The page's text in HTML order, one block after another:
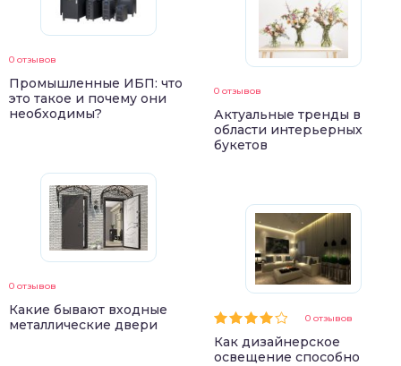
0 отзывов
Промышленные ИБП: что
это такое и почему они
необходимы?
0 отзывов
Какие бывают входные
металлические двери
0 отзывов
Актуальные тренды в
области интерьерных
букетов
0 отзывов
Как дизайнерское
освещение способно